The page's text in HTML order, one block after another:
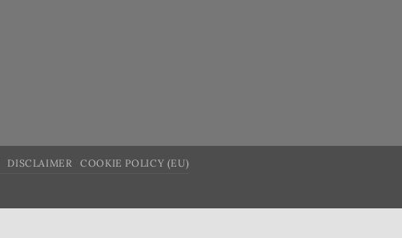
DISCLAIMER COOKIE POLICY (EU)